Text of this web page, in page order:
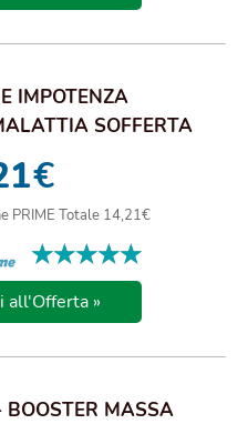
IMPOTENZA
SOFFERTA
€
PRIME Totale 14,21€
★★★★★
★★★★★
all'Offerta »
BOOSTER MASSA